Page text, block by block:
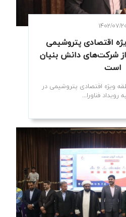
۰۷/۲۰
اقتصادی پتروشیمی
شرکت‌های دانش بنیان
است
ویژه اقتصادی پتروشیمی در
رویداد فناورا...